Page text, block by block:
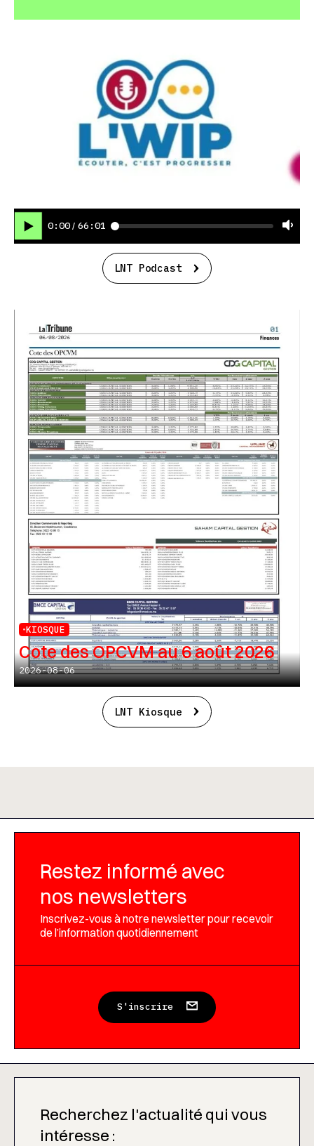
0:00 / 66:01
LNT Podcast
KIOSQUE
Cote des OPCVM au 6 août 2026
2026-08-06
LNT Kiosque
Restez informé avec
nos newsletters
Inscrivez-vous à notre newsletter pour recevoir
de l’information quotidiennement
S'inscrire
Recherchez l'actualité qui vous
intéresse :